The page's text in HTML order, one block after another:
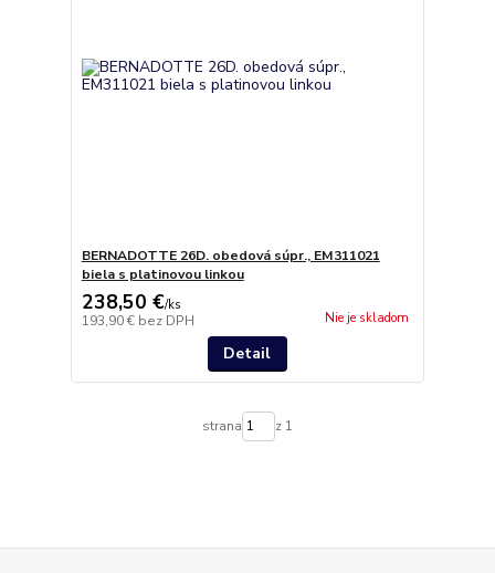
BERNADOTTE 26D. obedová súpr., EM311021
biela s platinovou linkou
238,50 €/ks
193,90 € bez DPH Nie je skladom
Detail
strana z 1